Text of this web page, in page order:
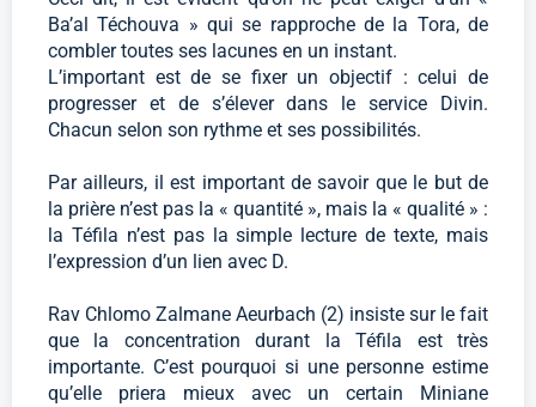
Ba’al Téchouva » qui se rapproche de la Tora, de
combler toutes ses lacunes en un instant.
L’important est de se fixer un objectif : celui de
progresser et de s’élever dans le service Divin.
Chacun selon son rythme et ses possibilités.
Par ailleurs, il est important de savoir que le but de
la prière n’est pas la « quantité », mais la « qualité » :
la Téfila n’est pas la simple lecture de texte, mais
l’expression d’un lien avec D.
Rav Chlomo Zalmane Aeurbach (2) insiste sur le fait
que la concentration durant la Téfila est très
importante. C’est pourquoi si une personne estime
qu’elle priera mieux avec un certain Miniane